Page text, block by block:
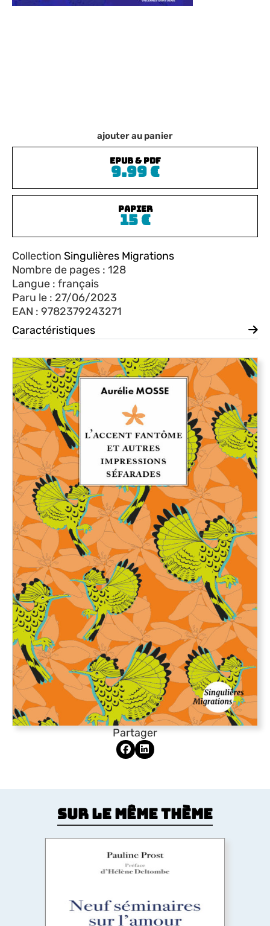
Partager
ajouter au panier
ePub & PDF
9.99€
PAPIER
15€
Collection Singulières Migrations
Nombre de pages : 128
Langue : français
Paru le : 27/06/2023
EAN : 9782379243271
Caractéristiques
Sur le même thème
Neuf séminaires sur l’amour